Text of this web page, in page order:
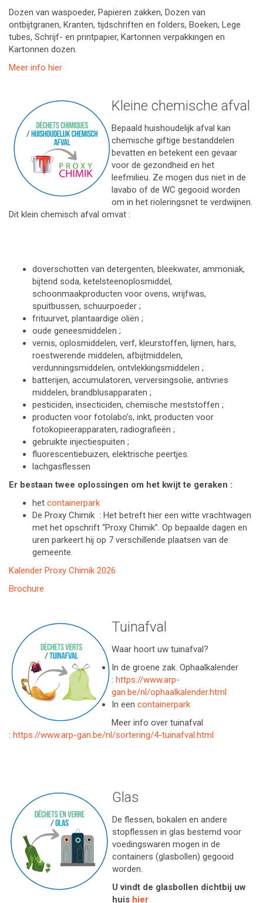
Dozen van waspoeder, Papieren zakken, Dozen van
ontbijtgranen, Kranten, tijdschriften en folders, Boeken, Lege
tubes, Schrijf- en printpapier, Kartonnen verpakkingen en
Kartonnen dozen.
Meer info hier
Kleine chemische afval
Bepaald huishoudelijk afval kan
chemische giftige bestanddelen
bevatten en betekent een gevaar
voor de gezondheid en het
leefmilieu. Ze mogen dus niet in de
lavabo of de WC gegooid worden
om in het rioleringsnet te verdwijnen.
Dit klein chemisch afval omvat :
doverschotten van detergenten, bleekwater, ammoniak,
bijtend soda, ketelsteenoplosmiddel,
schoonmaakproducten voor ovens, wrijfwas,
spuitbussen, schuurpoeder ;
frituurvet, plantaardige oliën ;
oude geneesmiddelen ;
vernis, oplosmiddelen, verf, kleurstoffen, lijmen, hars,
roestwerende middelen, afbijtmiddelen,
verdunningsmiddelen, ontvlekkingsmiddelen ;
batterijen, accumulatoren, verversingsolie, antivries
middelen, brandblusapparaten ;
pesticiden, insecticiden, chemische meststoffen ;
producten voor fotolabo’s, inkt, producten voor
fotokopieerapparaten, radiografieën ;
gebruikte injectiespuiten ;
fluorescentiebuizen, elektrische peertjes.
lachgasflessen
Er bestaan twee oplossingen om het kwijt te geraken :
het containerpark
De Proxy Chimik : Het betreft hier een witte vrachtwagen
met het opschrift “Proxy Chimik”. Op bepaalde dagen en
uren parkeert hij op 7 verschillende plaatsen van de
gemeente.
Kalender Proxy Chimik 2026
Brochure
Tuinafval
Waar hoort uw tuinafval?
In de groene zak. Ophaalkalender
: https://www.arp-
gan.be/nl/ophaalkalender.html
In een containerpark
Meer info over tuinafval
: https://www.arp-gan.be/nl/sortering/4-tuinafval.html
Glas
De flessen, bokalen en andere
stopflessen in glas bestemd voor
voedingswaren mogen in de
containers (glasbollen) gegooid
worden.
U vindt de glasbollen dichtbij uw
huis hier